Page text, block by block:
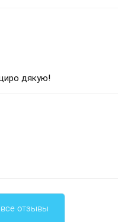
дякую!
отзывы